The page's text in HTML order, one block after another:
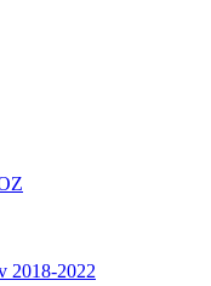
2018-2022